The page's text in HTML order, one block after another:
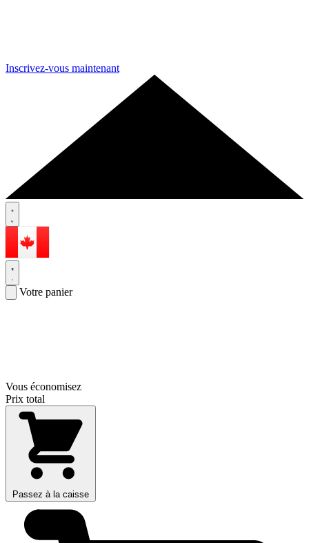
Inscrivez-vous maintenant
Votre panier
Vous économisez
Prix total
Passez à la caisse